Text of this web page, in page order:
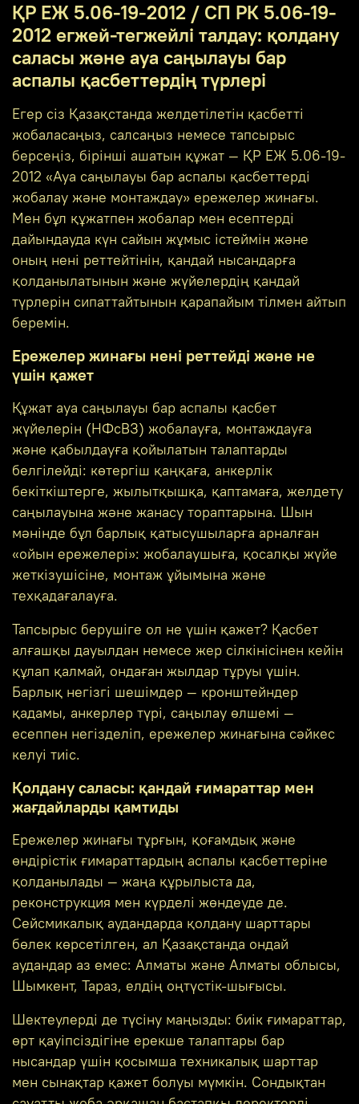
ҚР ЕЖ 5.06-19-2012 / СП РК 5.06-19-
2012 егжей-тегжейлі талдау: қолдану
саласы және ауа саңылауы бар
аспалы қасбеттердің түрлері
Егер сіз Қазақстанда желдетілетін қасбетті
жобаласаңыз, салсаңыз немесе тапсырыс
берсеңіз, бірінші ашатын құжат — ҚР ЕЖ 5.06-19-
2012 «Ауа саңылауы бар аспалы қасбеттерді
жобалау және монтаждау» ережелер жинағы.
Мен бұл құжатпен жобалар мен есептерді
дайындауда күн сайын жұмыс істеймін және
оның нені реттейтінін, қандай нысандарға
қолданылатынын және жүйелердің қандай
түрлерін сипаттайтынын қарапайым тілмен айтып
беремін.
Ережелер жинағы нені реттейді және не
үшін қажет
Құжат ауа саңылауы бар аспалы қасбет
жүйелерін (НФсВЗ) жобалауға, монтаждауға
және қабылдауға қойылатын талаптарды
белгілейді: көтергіш қаңқаға, анкерлік
бекіткіштерге, жылытқышқа, қаптамаға, желдету
саңылауына және жанасу тораптарына. Шын
мәнінде бұл барлық қатысушыларға арналған
«ойын ережелері»: жобалаушыға, қосалқы жүйе
жеткізушісіне, монтаж ұйымына және
техқадағалауға.
Тапсырыс берушіге ол не үшін қажет? Қасбет
алғашқы дауылдан немесе жер сілкінісінен кейін
құлап қалмай, ондаған жылдар тұруы үшін.
Барлық негізгі шешімдер — кронштейндер
қадамы, анкерлер түрі, саңылау өлшемі —
есеппен негізделіп, ережелер жинағына сәйкес
келуі тиіс.
Қолдану саласы: қандай ғимараттар мен
жағдайларды қамтиды
Ережелер жинағы тұрғын, қоғамдық және
өндірістік ғимараттардың аспалы қасбеттеріне
қолданылады — жаңа құрылыста да,
реконструкция мен күрделі жөндеуде де.
Сейсмикалық аудандарда қолдану шарттары
бөлек көрсетілген, ал Қазақстанда ондай
аудандар аз емес: Алматы және Алматы облысы,
Шымкент, Тараз, елдің оңтүстік-шығысы.
Шектеулерді де түсіну маңызды: биік ғимараттар,
өрт қауіпсіздігіне ерекше талаптары бар
нысандар үшін қосымша техникалық шарттар
мен сынақтар қажет болуы мүмкін. Сондықтан